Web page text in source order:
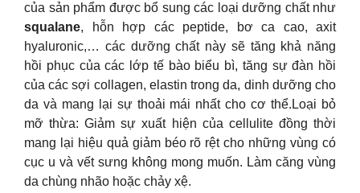
của sản phẩm được bổ sung các loại dưỡng chất như
squalane, hỗn hợp các peptide, bơ ca cao, axit
hyaluronic,… các dưỡng chất này sẽ tăng khả năng
hồi phục của các lớp tế bào biểu bì, tăng sự đàn hồi
của các sợi collagen, elastin trong da, dinh dưỡng cho
da và mang lại sự thoải mái nhất cho cơ thể. Loại bỏ
mỡ thừa: Giảm sự xuất hiện của cellulite đồng thời
mang lại hiệu quả giảm béo rõ rệt cho những vùng có
cục u và vết sưng không mong muốn. Làm căng vùng
da chùng nhão hoặc chảy xệ.